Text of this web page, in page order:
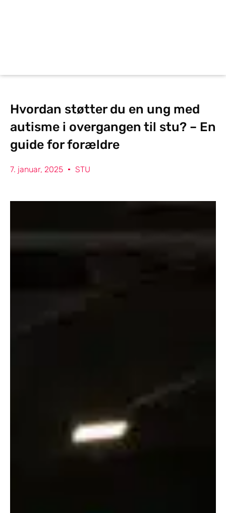
Hvordan støtter du en ung med
autisme i overgangen til stu? – En
guide for forældre
7. januar, 2025 STU